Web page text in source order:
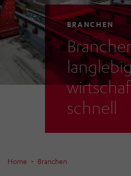
BRANCHEN
schnell
Home Branchen